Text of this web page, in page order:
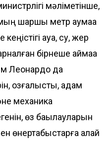
мәліметінше,
шаршы метр аумаққа
ауа, су, жер
бірнеше аймаққа
Леонардо да
қозғалысты, адам
механика
өз бақылауларын
өнертабыстарға қалай